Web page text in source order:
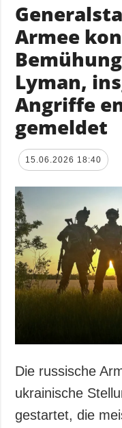
Armee
Lyman,
Angriffe
gemeldet
15.06.2026 18:40
Die russische
ukrainische
gestartet, die